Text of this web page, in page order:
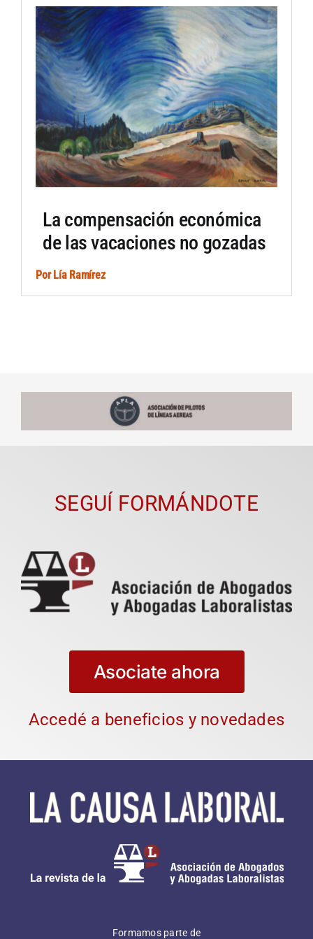
Artículos por autor
Artículos por sección
La compensación económica
de las vacaciones no gozadas
PorLía Ramírez
SEGUÍ FORMÁNDOTE
Asociate ahora
Accedé a beneficios y novedades
Formamos parte de